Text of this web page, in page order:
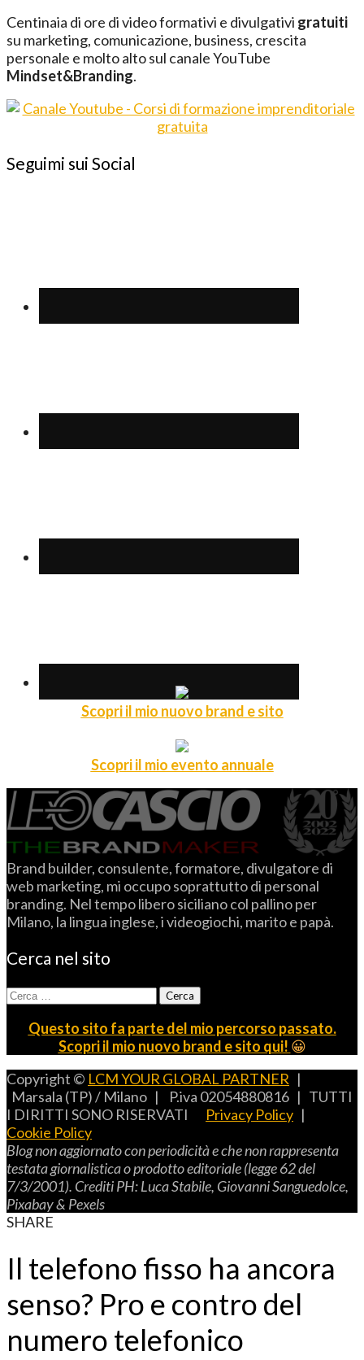
Centinaia di ore di video formativi e divulgativi gratuiti
su marketing, comunicazione, business, crescita
personale e molto alto sul canale YouTube
Mindset&Branding.
Seguimi sui Social
Scopri il mio nuovo brand e sito
Scopri il mio evento annuale
Brand builder, consulente, formatore, divulgatore di
web marketing, mi occupo soprattutto di personal
branding. Nel tempo libero siciliano col pallino per
Milano, la lingua inglese, i videogiochi, marito e papà.
Cerca nel sito
Ricerca
Questo sito fa parte del mio percorso passato.
Scopri il mio nuovo brand e sito qui! 😀
Copyright © LCM YOUR GLOBAL PARTNER |
Marsala (TP) / Milano | P.iva 02054880816 | TUTTI
I DIRITTI SONO RISERVATI Privacy Policy |
Cookie Policy
Blog non aggiornato con periodicità e che non rappresenta
testata giornalistica o prodotto editoriale (legge 62 del
7/3/2001). CreditiPH: LucaStabile, GiovanniSanguedolce,
Pixabay& Pexels
SHARE
Il telefono fisso ha ancora
senso? Pro e contro del
numero telefonico